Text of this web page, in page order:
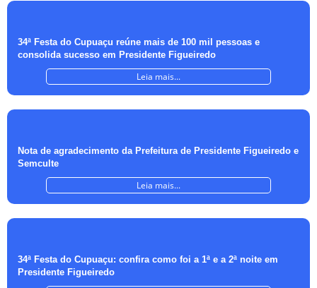
34ª Festa do Cupuaçu reúne mais de 100 mil pessoas e
consolida sucesso em Presidente Figueiredo
Leia mais...
Nota de agradecimento da Prefeitura de Presidente Figueiredo e
Semculte
Leia mais...
34ª Festa do Cupuaçu: confira como foi a 1ª e a 2ª noite em
Presidente Figueiredo